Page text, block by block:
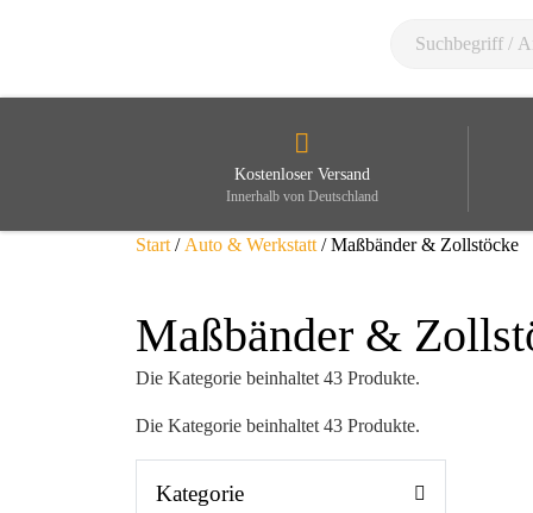
Kostenloser Versand
Innerhalb von Deutschland
Start / Auto & Werkstatt / Maßbänder & Zollstöcke
Maßbänder &
Die Kategorie beinhaltet 43 Produkte.
Die Kategorie beinhaltet 43 Produkte.
Kategorie